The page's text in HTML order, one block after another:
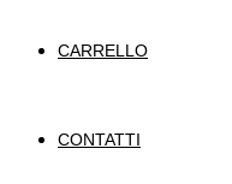
CARRELLO
CONTATTI